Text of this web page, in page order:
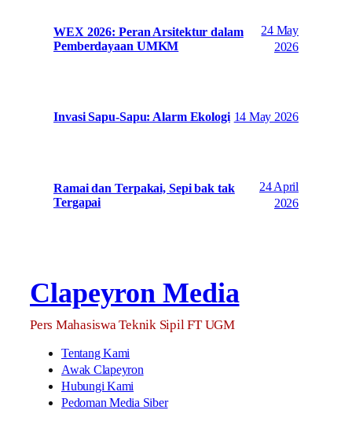
WEX 2026: Peran Arsitektur dalam
Pemberdayaan UMKM
24 May
2026
Invasi Sapu-Sapu: Alarm Ekologi 14 May 2026
Ramai dan Terpakai, Sepi bak tak
Tergapai
24 April
2026
Clapeyron Media
Pers Mahasiswa Teknik Sipil FT UGM
Tentang Kami
Awak Clapeyron
Hubungi Kami
Pedoman Media Siber